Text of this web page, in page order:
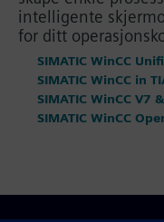
intelligente
for ditt
SIMATIC WinCC
SIMATIC WinCC in
SIMATIC WinCC V7
SIMATIC WinCC